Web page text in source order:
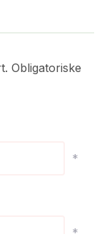
Obligatoriske
*